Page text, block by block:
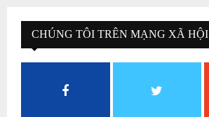
CHÚNG TÔI TRÊN MẠNG XÃ HỘI